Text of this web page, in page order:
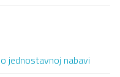
jednostavnoj nabavi